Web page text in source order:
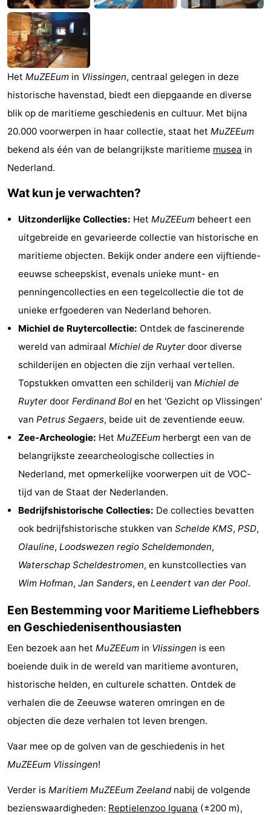
Monumenten
-
Kerken
-
Vuurtorens
-
Uitkijkpunten
Attracties
-
Speeltuinen
-
centra
Dorpen
Steden
Natuur
Rondleidingen
Sporten
Zwembaden
Fietsen
Wandelen
Paardrijden
Golfbanen
Delta-
paravliegen
Eten
drinken
Evenementen
Ringrijden
Zoutelande
Actief
Praktisch
Forum
Route
-
Parkeren
Reisboekenwinkel
Nieuws
adressen
Regio
Het MuZEEum in Vlissingen, centraal gelegen in deze
historische havenstad, biedt een diepgaande en diverse
blik op de maritieme geschiedenis en cultuur. Met bijna
20.000 voorwerpen in haar collectie, staat het MuZEEum
bekend als één van de belangrijkste maritieme musea in
Nederland.
Wat kun je verwachten?
Uitzonderlijke Collecties: Het MuZEEum beheert een
uitgebreide en gevarieerde collectie van historische en
maritieme objecten. Bekijk onder andere een vijftiende-
eeuwse scheepskist, evenals unieke munt- en
penningencollecties en een tegelcollectie die tot de
unieke erfgoederen van Nederland behoren.
Michiel de Ruytercollectie: Ontdek de fascinerende
wereld van admiraal Michiel de Ruyter door diverse
schilderijen en objecten die zijn verhaal vertellen.
Topstukken omvatten een schilderij van Michiel de
Ruyter door Ferdinand Bol en het 'Gezicht op Vlissingen'
van Petrus Segaers, beide uit de zeventiende eeuw.
Zee-Archeologie: Het MuZEEum herbergt een van de
belangrijkste zeearcheologische collecties in
Nederland, met opmerkelijke voorwerpen uit de VOC-
tijd van de Staat der Nederlanden.
Bedrijfshistorische Collecties: De collecties bevatten
ook bedrijfshistorische stukken van Schelde KMS, PSD,
Olauline, Loodswezen regio Scheldemonden,
Waterschap Scheldestromen, en kunstcollecties van
Wim Hofman, Jan Sanders, en Leendert van der Pool.
Een Bestemming voor Maritieme Liefhebbers
en Geschiedenisenthousiasten
Een bezoek aan het MuZEEum in Vlissingen is een
boeiende duik in de wereld van maritieme avonturen,
historische helden, en culturele schatten. Ontdek de
verhalen die de Zeeuwse wateren omringen en de
objecten die deze verhalen tot leven brengen.
Vaar mee op de golven van de geschiedenis in het
MuZEEum Vlissingen!
Verder is Maritiem MuZEEum Zeelandnabij de volgende
bezienswaardigheden: Reptielenzoo Iguana (±200 m),